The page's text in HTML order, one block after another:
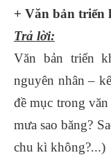
+ Văn bản triển
Trả lời:
Văn bản triển
nguyên nhân –
đề mục trong
mưa sao băng?
chu kì không?...)